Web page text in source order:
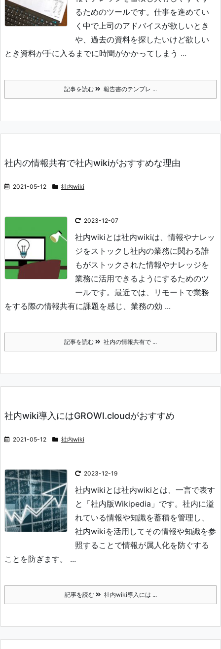
るためのツールです。 仕事を進めてい
く中で上司のアドバイスが欲しいとき
や、過去の資料を探したいけど欲しい
とき資料が手に入るまでに時間がかかってしまう ...
記事を読む 報告書のテンプレ ...
社内の情報共有で社内wikiがおすすめな理由
2021-05-12 社内wiki
2023-12-07
社内wikiとは社内wikiは、情報やナレッ
ジをストックし社内の業務に関わる誰
もがストックされた情報やナレッジを
業務に活用できるようにするためのツ
ールです。 最近では、リモートで業務
をする際の情報共有に課題を感じ、業務の効 ...
記事を読む 社内の情報共有で ...
社内wiki導入にはGROWI.cloudがおすすめ
2021-05-12 社内wiki
2023-12-19
社内wikiとは社内wikiとは、一言で表す
と「社内版Wikipedia」です。 社内に溢
れている情報や知識を蓄積を管理し、
社内wikiを活用してその情報や知識を参
照することで情報が属人化を防ぐする
ことを防ぎます。 ...
記事を読む 社内wiki導入には ...